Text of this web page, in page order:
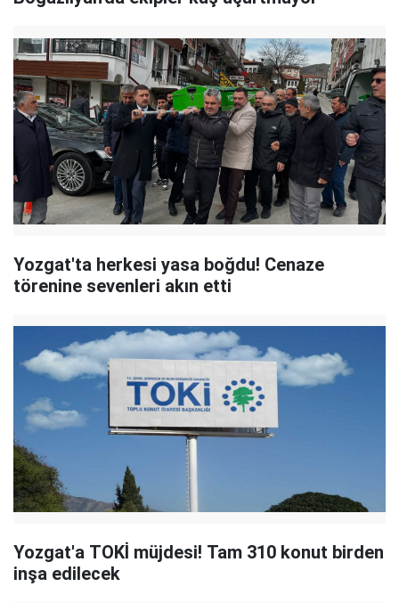
Yozgat'ta herkesi yasa boğdu! Cenaze
törenine sevenleri akın etti
Yozgat'a TOKİ müjdesi! Tam 310 konut birden
inşa edilecek